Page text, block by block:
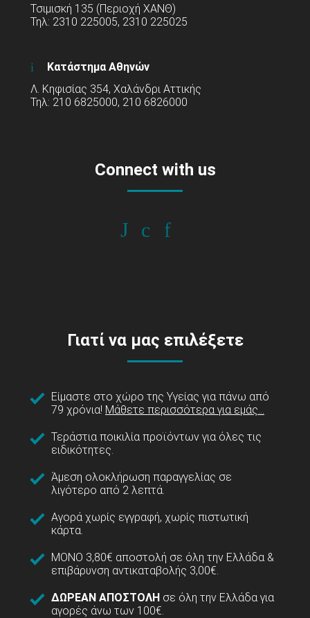
Τσιμισκή 135 (Περιοχή ΧΑΝΘ)
Τηλ: 2310 225005, 2310 225025
Κατάστημα Αθηνών
Λ. Κηφισίας 354, Χαλάνδρι Αττικής
Τηλ: 210 6825000, 210 6826000
Connect with us
Γιατί να μας επιλέξετε
Είμαστε στο χώρο της Υγείας για πάνω από
79 χρόνια! Μάθετε περισσότερα για εμάς...
Τεράστια ποικιλία προϊόντων για όλες τις
ειδικότητες.
Άμεση ολοκλήρωση παραγγελίας σε
λιγότερο από 2 λεπτά.
Αγορά χωρίς εγγραφή, χωρίς πιστωτική
κάρτα.
ΜΟΝΟ 3,80€ αποστολή σε όλη την Ελλάδα &
επιβάρυνση αντικαταβολής 3,00€.
ΔΩΡΕΑΝ ΑΠΟΣΤΟΛΗ σε όλη την Ελλάδα για
αγορές άνω των 100€.